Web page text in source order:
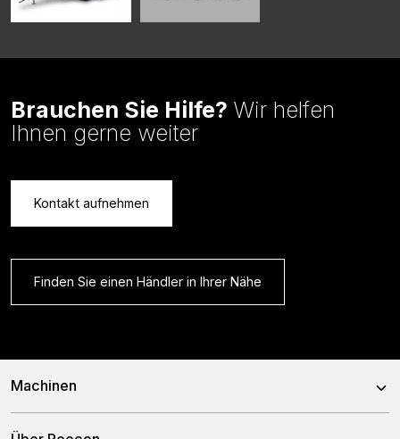
Brauchen Sie Hilfe? Wir helfen
Ihnen gerne weiter
Kontakt aufnehmen
Finden Sie einen Händler in Ihrer Nähe
Machinen
Mischwagen